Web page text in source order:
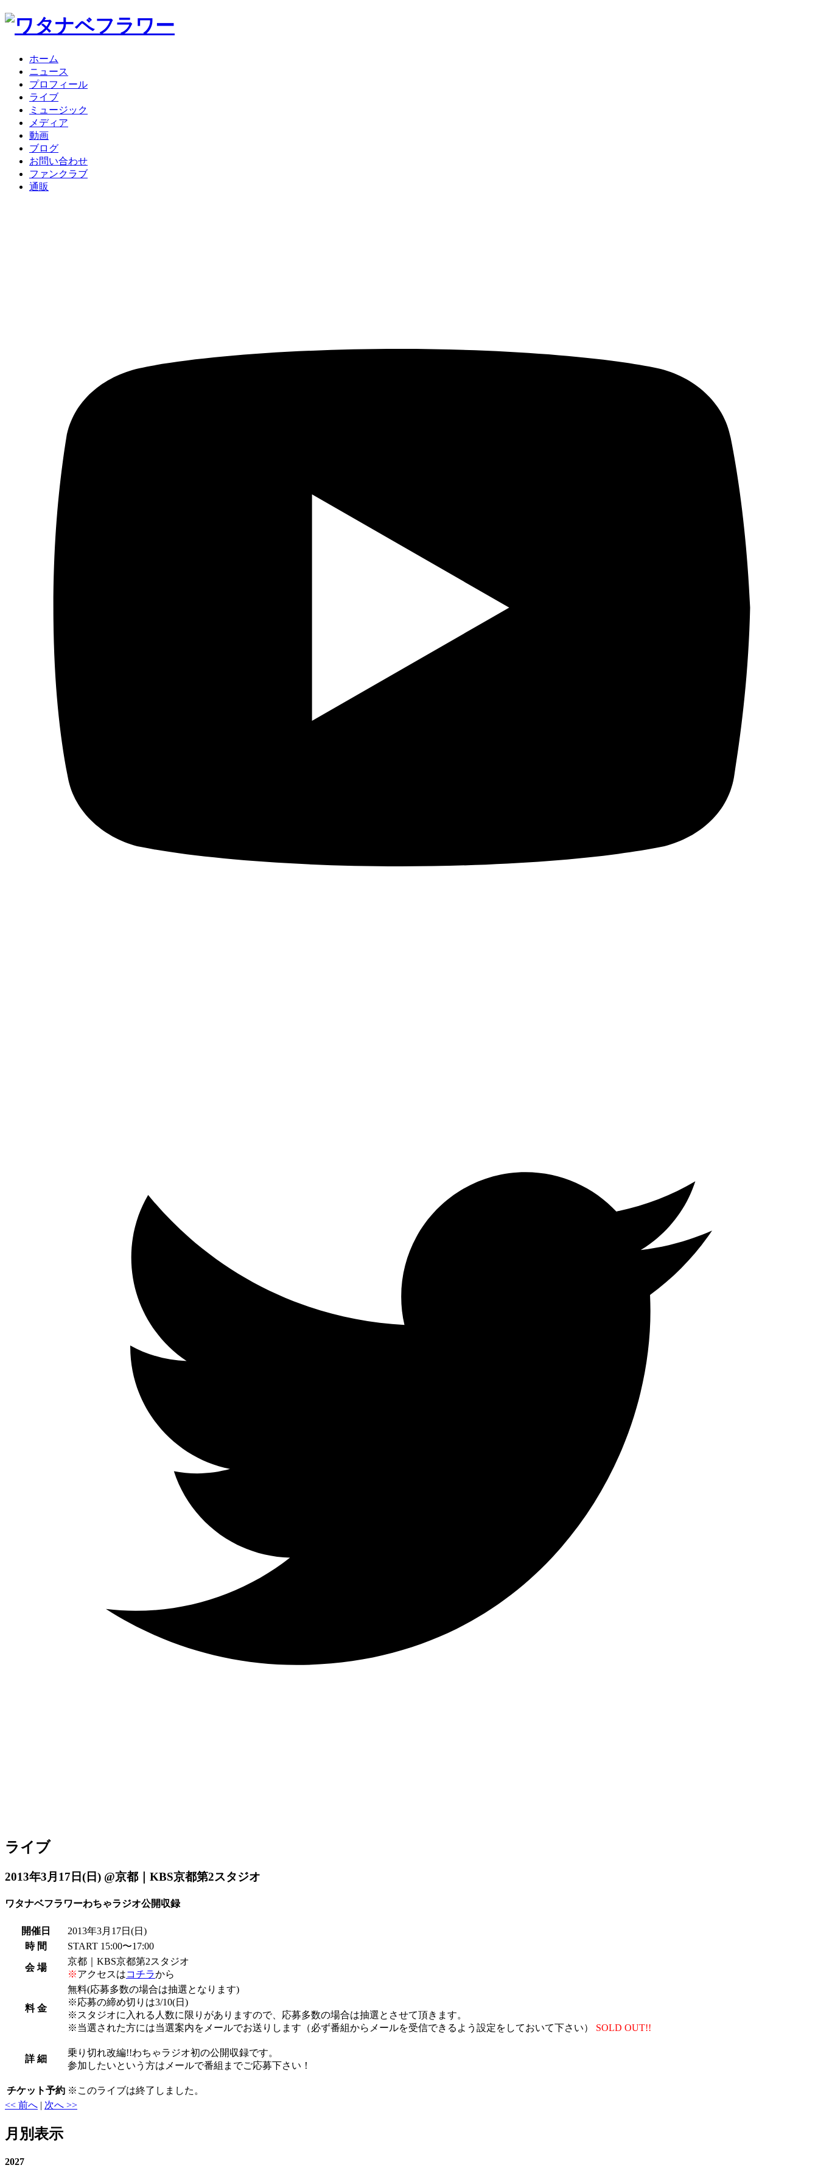
ホーム
ニュース
プロフィール
ライブ
ミュージック
メディア
動画
ブログ
お問い合わせ
ファンクラブ
通販
ライブ
2013年3月17日(日) @京都｜KBS京都第2スタジオ
ワタナベフラワーわちゃラジオ公開収録
開催日 2013年3月17日 (日)
時 間
START 15:00〜17:00
会 場
京都｜KBS京都第2スタジオ
※アクセスはコチラから
料 金
無料(応募多数の場合は抽選となります)
※応募の締め切りは3/10(日)
※スタジオに入れる人数に限りがありますので、応募多数の場合は抽選とさせて頂きます。
※当選された方には当選案内をメールでお送りします（必ず番組からメールを受信できるよう設定をしておいて下さい） SOLD OUT!!
詳 細
乗り切れ改編!!わちゃラジオ初の公開収録です。
参加したいという方はメールで番組までご応募下さい！
チケット予約 ※ このライブは終了しました。
<< 前へ | 次へ >>
月別表示
2027